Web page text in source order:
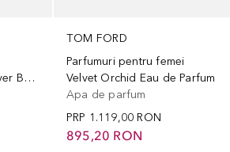
Ombre Leather All Over Body Spray
TOM FORD
Parfumuri pentru femei
Velvet Orchid Eau de Parfum
Apa de parfum
PRP 1.119,00 RON
895,20 RON